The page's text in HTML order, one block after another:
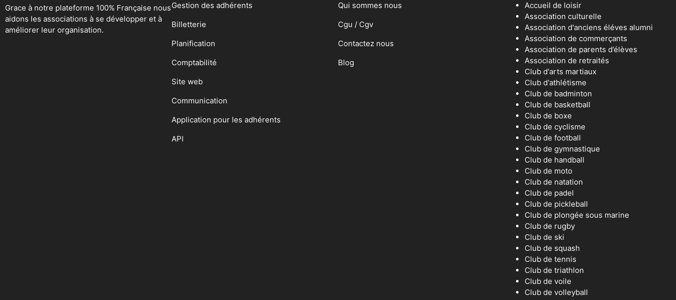
Grace à notre plateforme 100% Française nous
aidons les associations à se développer et à
améliorer leur organisation.
Gestion des adhérents
Billetterie
Planification
Comptabilité
Site web
Communication
Application pour les adhérents
API
Qui sommes nous
Cgu / Cgv
Contactez nous
Blog
Accueil de loisir
Association culturelle
Association d'anciens éléves alumni
Association de commerçants
Association de parents d’élèves
Association de retraités
Club d'arts martiaux
Club d'athlétisme
Club de badminton
Club de basketball
Club de boxe
Club de cyclisme
Club de football
Club de gymnastique
Club de handball
Club de moto
Club de natation
Club de padel
Club de pickleball
Club de plongée sous marine
Club de rugby
Club de ski
Club de squash
Club de tennis
Club de triathlon
Club de voile
Club de volleyball